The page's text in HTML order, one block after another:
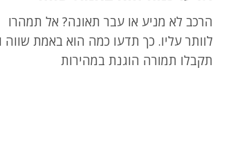
הרכב לא מניע או עבר תאונה? אל תמהרו
לוותר עליו. כך תדעו כמה הוא באמת שווה
תקבלו תמורה הוגנת במהירות